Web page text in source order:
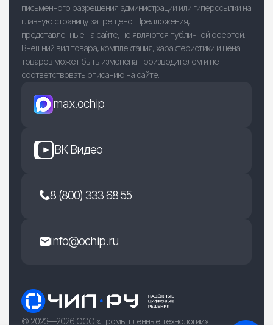
письменного разрешения администрации или гиперссылки на
главную страницу запрещено. Предложения,
представленные на сайте, не являются публичной офертой.
Внешний вид товара, комплектация, характеристики и цена
товаров может быть изменена производителем и не
соответствовать описанию на сайте.
max.ochip
ВК Видео
8 (800) 333 68 55
info@ochip.ru
© 2023—2026 ООО «Промышленные технологии»